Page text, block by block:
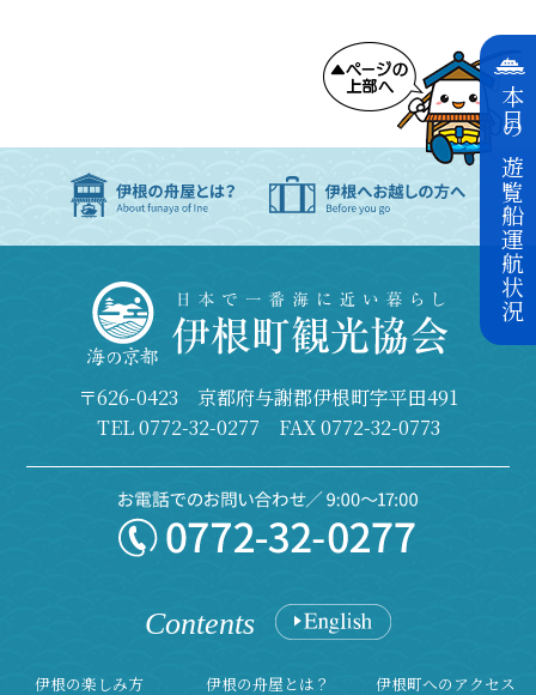
本日の遊覧船運航状況
〒626-0423 京都府与謝郡伊根町字平田491
TEL0772-32-0277 FAX 0772-32-0773
Contents
伊根の楽しみ方 伊根の舟屋とは？ 伊根町へのアクセス